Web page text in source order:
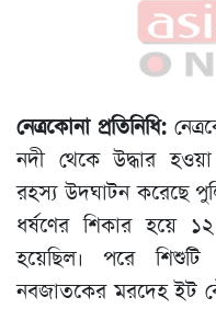
নেত্রকোনা প্রতিনিধি:
নদী থেকে উদ্ধার
রহস্য উদঘাটন করেছে
ধর্ষণের শিকার হয়ে
হয়েছিল। পরে
নবজাতকের মরদেহ ইট